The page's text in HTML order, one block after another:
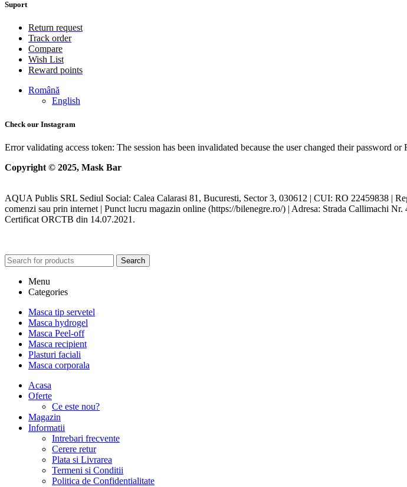
Suport
Return request
Track order
Compare
Wish List
Reward points
Română
English
Check our Instagram
Error validating access token: The session has been invalidated because the user changed their password or
Copyright © 2025, Mask Bar
AQUA Publis SRL Sediul Social: Calea Calarasi 81, Bucuresti, Sector 3, 030612 | CUI: RO 22459838 |
comenzi sau prin internet | Punct lucru magazin online (https://bilenegre.ro/) | Adresa: Strada Callimachi
Certificat ORCTB din 14.07.2021.
Search
Menu
Categories
Masca tip servetel
Masca hydrogel
Masca Peel-off
Masca recipient
Plasturi faciali
Masca corporala
Acasa
Oferte
Ce este nou?
Magazin
Informatii
Intrebari frecvente
Cerere retur
Plata si Livrarea
Termeni si Conditii
Politica de Confidentialitate